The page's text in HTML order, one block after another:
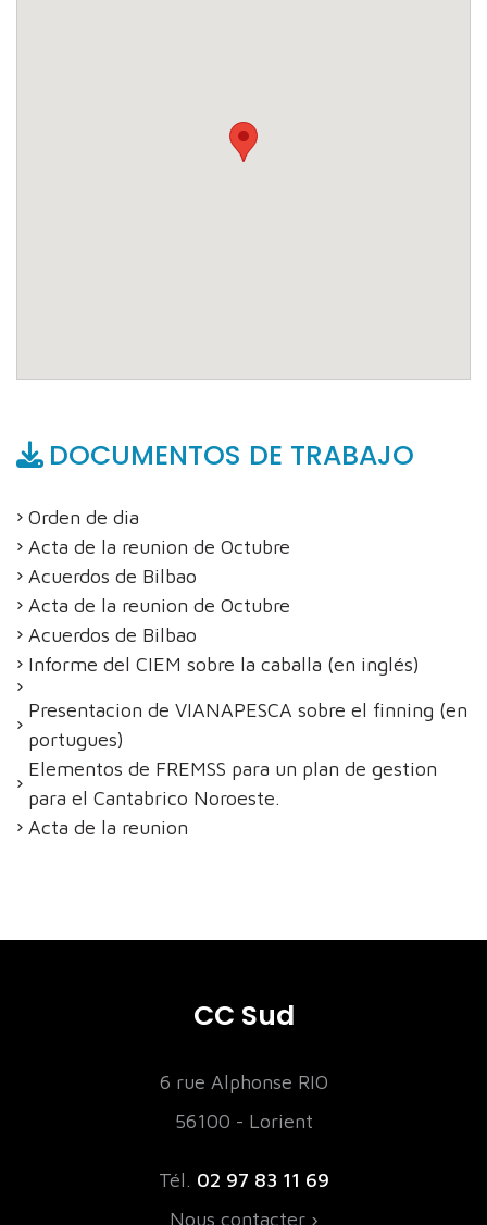
DOCUMENTOS DE TRABAJO
Orden de dia
Acta de la reunion de Octubre
Acuerdos de Bilbao
Acta de la reunion de Octubre
Acuerdos de Bilbao
Informe del CIEM sobre la caballa (en inglés)
Presentacion de VIANAPESCA sobre el finning (en
portugues)
Elementos de FREMSS para un plan de gestion
para el Cantabrico Noroeste.
Acta de la reunion
CC Sud
6 rue Alphonse RIO
56100 - Lorient
Tél. 02 97 83 11 69
Nous contacter ›